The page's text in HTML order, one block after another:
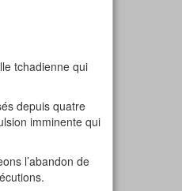
tchadienne qui
depuis quatre
imminente qui
l’abandon de